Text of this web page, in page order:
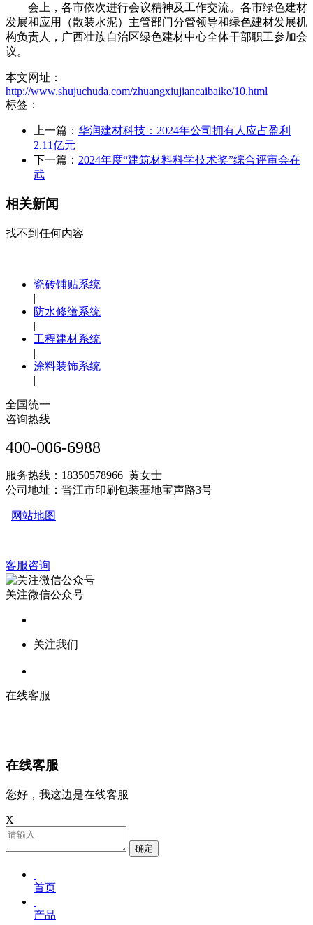
会上，各市依次进行会议精神及工作交流。各市绿色建材
发展和应用（散装水泥）主管部门分管领导和绿色建材发展机
构负责人，广西壮族自治区绿色建材中心全体干部职工参加会
议。
本文网址：
http://www.shujuchuda.com/zhuangxiujiancaibaike/10.html
标签：
上一篇： 华润建材科技：2024年公司拥有人应占盈利
2.11亿元
下一篇： 2024年度“建筑材料科学技术奖”综合评审会在
武
相关新闻
找不到任何内容
瓷砖铺贴系统
|
防水修缮系统
|
工程建材系统
|
涂料装饰系统
|
全国统一
咨询热线
400-006-6988
服务热线：18350578966 黄女士
公司地址：晋江市印刷包装基地宝声路3号
网站地图
客服咨询
关注微信公众号
关注我们
在线客服
在线客服
您好，我这边是在线客服
X
确定
首页
产品